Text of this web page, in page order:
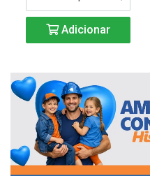
Adicionar